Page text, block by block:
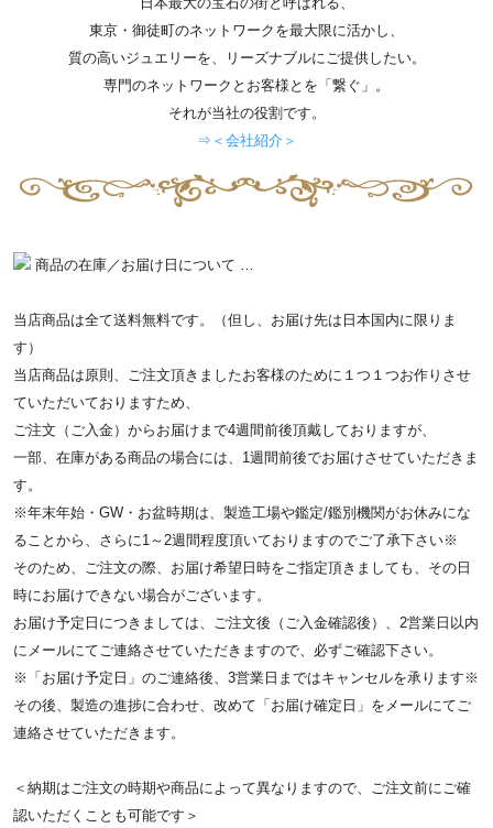
東京・御徒町のネットワークを最大限に活かし、
質の高いジュエリーを、リーズナブルにご提供したい。
専門のネットワークとお客様とを「繋ぐ」。
それが当社の役割です。
⇒＜会社紹介＞
商品の在庫／お届け日について …
当店商品は全て送料無料です。（但し、お届け先は日本国内に限りま
す）
当店商品は原則、ご注文頂きましたお客様のために１つ１つお作りさせ
ていただいておりますため、
ご注文（ご入金）からお届けまで4週間前後頂戴しておりますが、
一部、在庫がある商品の場合には、1週間前後でお届けさせていただきま
す。
※年末年始・GW・お盆時期は、製造工場や鑑定/鑑別機関がお休みにな
ることから、さらに1～2週間程度頂いておりますのでご了承下さい※
そのため、ご注文の際、お届け希望日時をご指定頂きましても、その日
時にお届けできない場合がございます。
お届け予定日につきましては、ご注文後（ご入金確認後）、2営業日以内
にメールにてご連絡させていただきますので、必ずご確認下さい。
※「お届け予定日」のご連絡後、3営業日まではキャンセルを承ります※
その後、製造の進捗に合わせ、改めて「お届け確定日」をメールにてご
連絡させていただきます。
＜納期はご注文の時期や商品によって異なりますので、ご注文前にご確
認いただくことも可能です＞